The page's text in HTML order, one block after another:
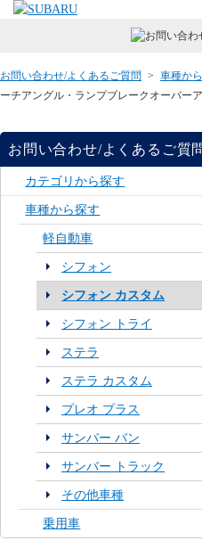
お問い合わせ/よくあるご質問 > 車種か
ーチアングル・ランプブレークオーバー
お問い合わせ/よくあるご質
カテゴリから探す
車種から探す
軽自動車
シフォン
シフォン カスタム
シフォン トライ
ステラ
ステラ カスタム
プレオ プラス
サンバー バン
サンバー トラック
その他車種
乗用車